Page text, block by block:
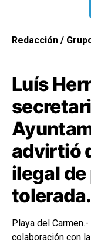
Redacción /
Luís
advirtió
ilegal
tolerada.
Playa del
colaboración con